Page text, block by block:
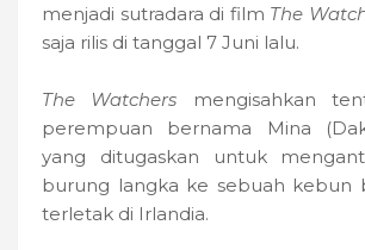
menjadi sutradara di film The
saja rilis di tanggal 7 Juni lalu.
The Watchers mengisahkan
perempuan bernama Mina
yang ditugaskan untuk
burung langka ke sebuah kebun
terletak di Irlandia.